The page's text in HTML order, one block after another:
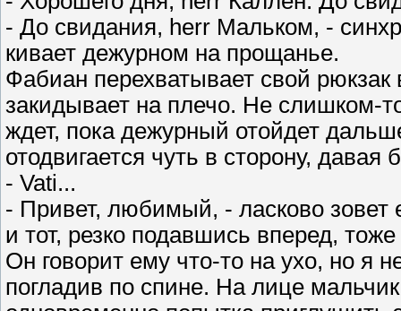
- До свидания, herr Мальком, -
кивает дежурном на прощанье.
Фабиан перехватывает свой
закидывает на плечо. Не слишком-
ждет, пока дежурный отойдет
отодвигается чуть в сторону, давая
- Vati...
- Привет, любимый, - ласково
и тот, резко подавшись вперед,
Он говорит ему что-то на ухо, но я
погладив по спине. На лице